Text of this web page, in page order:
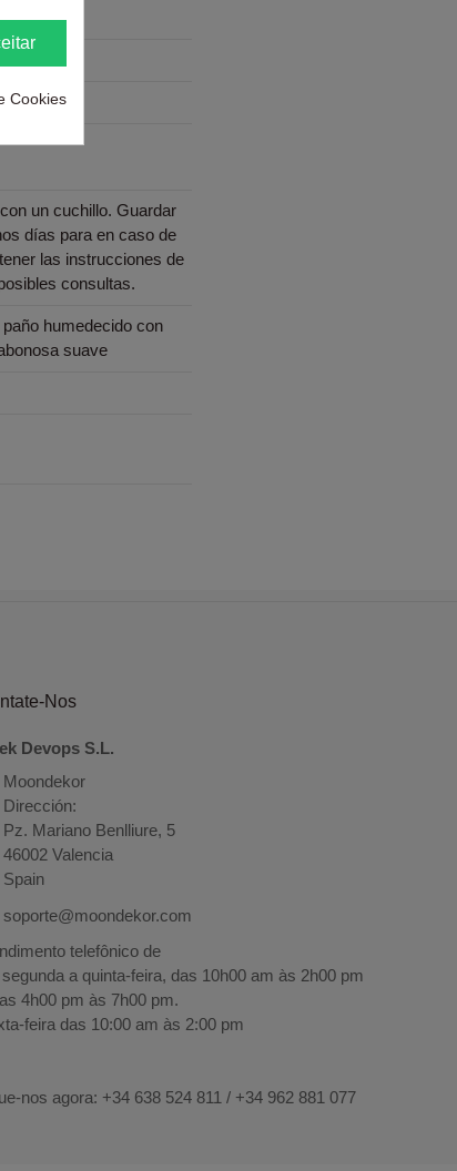
un cuchillo. Guardar
días para en caso de
las instrucciones de
consultas.
humedecido con
suave
Nos
Devops S.L.
Moondekor
Dirección:
Pz. Mariano Benlliure, 5
46002 Valencia
Spain
soporte@moondekor.com
telefônico de
a quinta-feira, das 10h00 am às 2h00 pm
4h00 pm às 7h00 pm.
feira das 10:00 am às 2:00 pm
nos agora: +34 638 524 811 / +34 962 881 077
Cookies